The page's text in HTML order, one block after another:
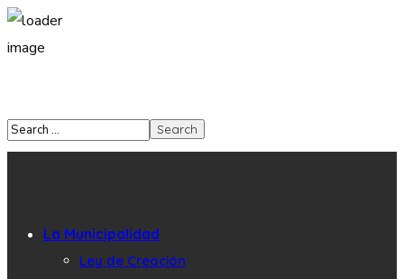
La Municipalidad
Ley de Creación